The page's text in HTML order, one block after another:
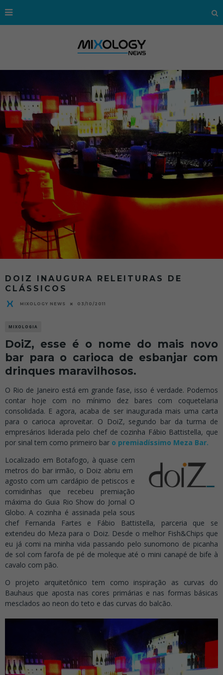
DOIZ INAUGURA RELEITURAS DE
CLÁSSICOS
MIXOLOGY NEWS 03/10/2011
MIXOLOGIA
DoiZ, esse é o nome do mais novo
bar para o carioca de esbanjar com
drinques maravilhosos.
O Rio de Janeiro está em grande fase, isso é verdade. Podemos
contar hoje com no mínimo dez bares com coquetelaria
consolidada. E agora, acaba de ser inaugurada mais uma carta
para o carioca aproveitar. O DoiZ, segundo bar da turma de
empresários liderada pelo chef de cozinha Fábio Battistella, que
por sinal tem como primeiro bar o premiadíssimo Meza Bar.
Localizado em Botafogo, à quase cem
metros do bar irmão, o Doiz abriu em
agosto com um cardápio de petiscos e
comidinhas que recebeu premiação
máxima do Guia Rio Show do Jornal O
Globo. A cozinha é assinada pela sous
chef Fernanda Fartes e Fábio Battistella, parceria que se
extendeu do Meza para o Doiz. Desde o melhor Fish&Chips que
eu já comi na minha vida passando pelo sunomono de picanha
de sol com farofa de pé de moleque até o mini canapé de bife à
cavalo com pão.
O projeto arquitetônico tem como inspiração as curvas do
Bauhaus que aposta nas cores primárias e nas formas básicas
mesclados ao neon do teto e das curvas do balcão.